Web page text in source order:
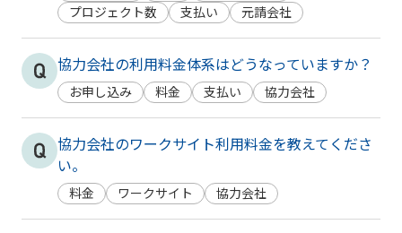
プロジェクト数
支払い 元請会社
協力会社の利用料金体系はどうなっていますか？
お申し込み 料金 支払い 協力会社
協力会社のワークサイト利用料金を教えてくださ
い。
料金 ワークサイト 協力会社